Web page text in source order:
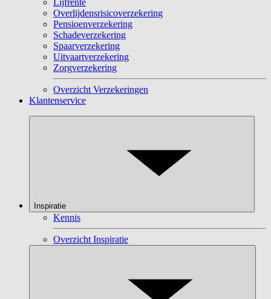
Overlijdensrisicoverzekering
Pensioenverzekering
Schadeverzekering
Spaarverzekering
Uitvaartverzekering
Zorgverzekering
Overzicht Verzekeringen
Klantenservice
Inspiratie
Kennis
Overzicht Inspiratie